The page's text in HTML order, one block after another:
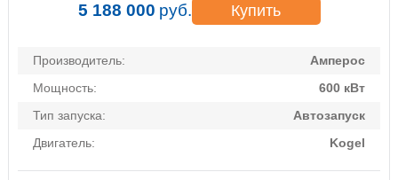
5 188 000 руб. Купить
Производитель:
Амперос
Мощность:
600 кВт
Тип запуска:
Автозапуск
Двигатель:
Kogel